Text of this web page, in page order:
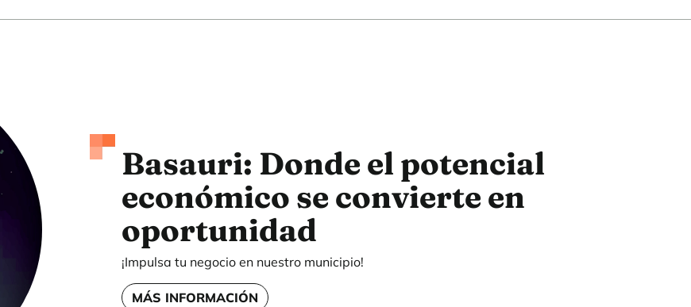
Basauri: Donde el potencial
económico se convierte en
oportunidad
¡Impulsa tu negocio en nuestro municipio!
MÁS INFORMACIÓN